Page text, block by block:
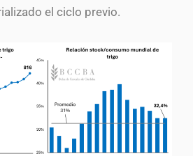
el ciclo previo.